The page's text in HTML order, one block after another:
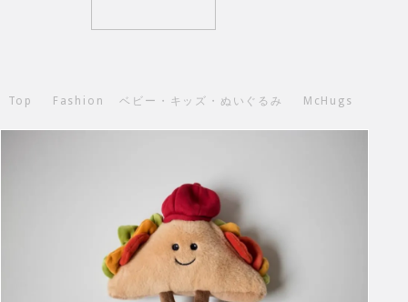
Top Fashion ベビー・キッズ・ぬいぐるみ McHugs